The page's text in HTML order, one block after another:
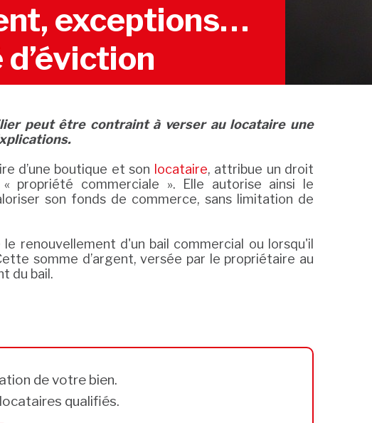
exceptions…
peut être contraint à verser au locataire une
d’une boutique et son locataire, attribue un droit
propriété commerciale ». Elle autorise ainsi le
son fonds de commerce, sans limitation de
renouvellement d'un bail commercial ou lorsqu'il
somme d’argent, versée par le propriétaire au
du bail.
de votre bien.
qualifiés.